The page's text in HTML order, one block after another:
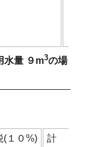
水量 ９m3の場
(１０%) 計